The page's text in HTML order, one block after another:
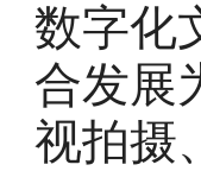
数字化
合发展
视拍摄